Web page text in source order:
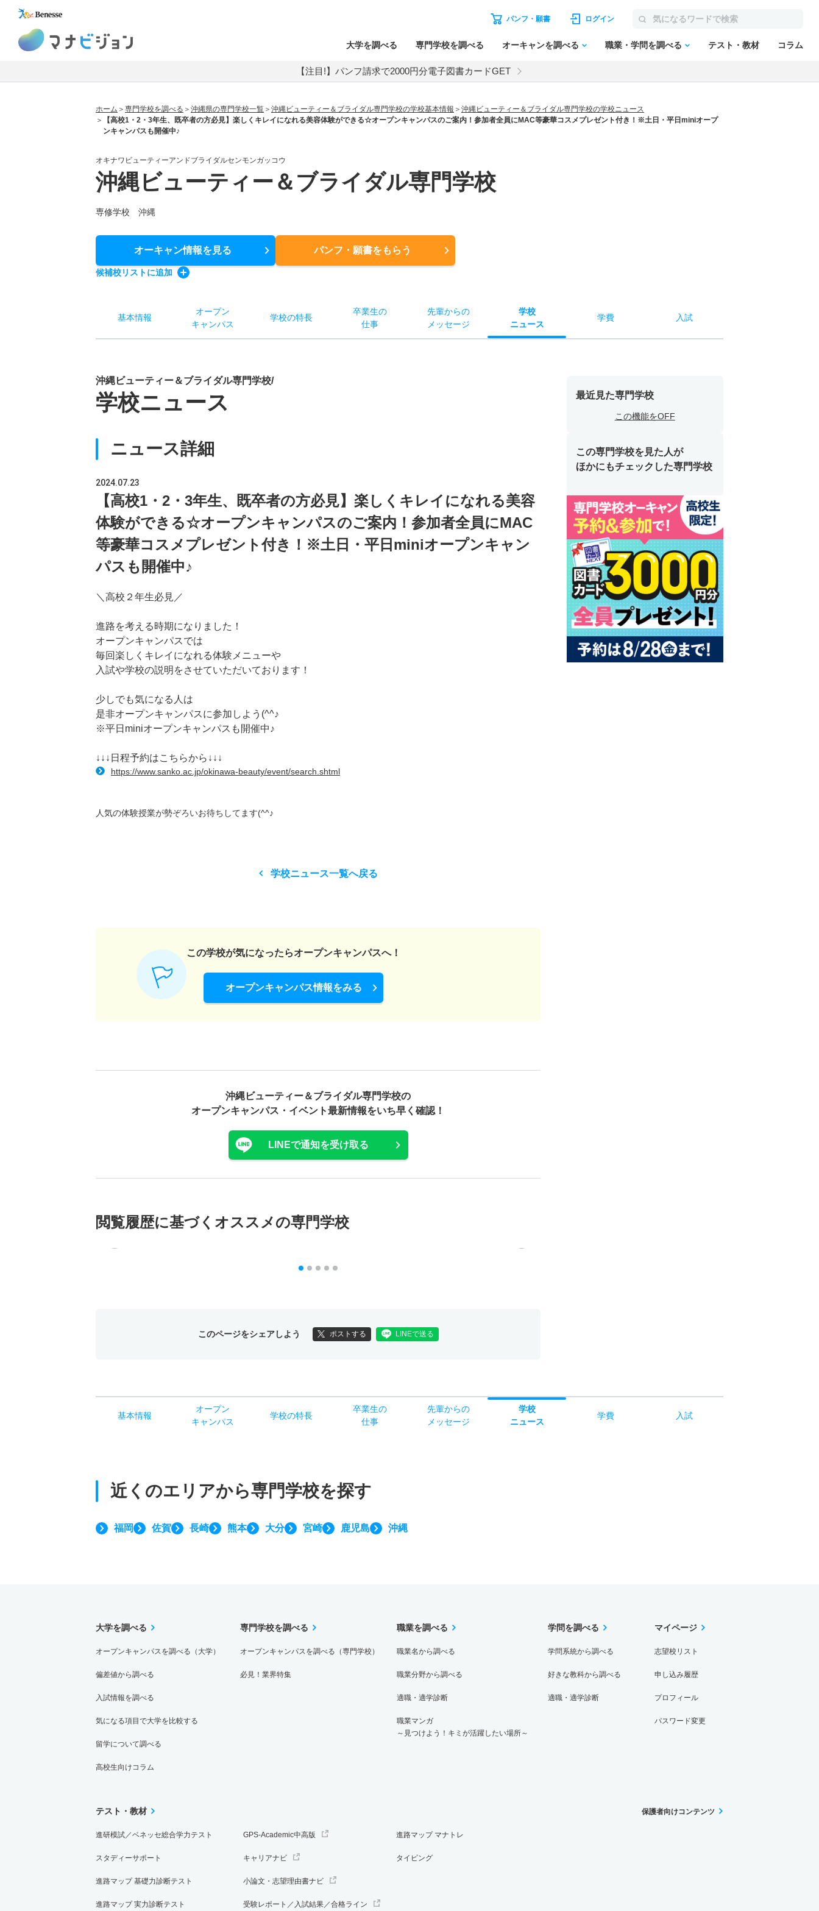
パンフ・願書 ログイン
大学を調べる 専門学校を調べる オーキャンを調べる 職業・学問を調べる テスト・教材 コラム
【注目!】パンフ請求で2000円分電子図書カードGET
ホーム 専門学校を調べる 沖縄県の専門学校一覧 沖縄ビューティー＆ブライダル専門学校の学校基本情報
沖縄ビューティー＆ブライダル専門学校の学校ニュース
【高校1・2・3年生、既卒者の方必見】楽しくキレイになれる美容体験ができる☆オープンキャンパスのご案内！参加者全員にMAC等豪華コスメプレゼント付き！※土日・平日miniオープ
ンキャンパスも開催中♪
オキナワビューティーアンドブライダルセンモンガッコウ
沖縄ビューティー＆ブライダル専門学校
専修学校 沖縄
オーキャン情報を見る パンフ・願書をもらう
候補校リストに追加
基本情報
オープン
キャンパス
学校の特長
卒業生の
仕事
先輩からの
メッセージ
学校
ニュース
学費 入試
沖縄ビューティー＆ブライダル専門学校/
学校ニュース
ニュース詳細
2024.07.23
【高校1・2・3年生、既卒者の方必見】楽しくキレイになれる美容
体験ができる☆オープンキャンパスのご案内！参加者全員にMAC
等豪華コスメプレゼント付き！※土日・平日miniオープンキャン
パスも開催中♪
＼高校２年生必見／
進路を考える時期になりました！
オープンキャンパスでは
毎回楽しくキレイになれる体験メニューや
入試や学校の説明をさせていただいております！
少しでも気になる人は
是非オープンキャンパスに参加しよう(^^♪
※平日miniオープンキャンパスも開催中♪
↓↓↓日程予約はこちらから↓↓↓
https://www.sanko.ac.jp/okinawa-beauty/event/search.shtml
人気の体験授業が勢ぞろいお待ちしてます(^^♪
学校ニュース一覧へ戻る
この学校が気になったらオープンキャンパスへ！
オープンキャンパス情報をみる
沖縄ビューティー＆ブライダル専門学校の
オープンキャンパス・ イベント最新情報をいち早く確認！
LINEで通知を受け取る
閲覧履歴に基づく オススメの専門学校
このページをシェアしよう ポストする LINEで送る
最近見た専門学校
この機能をOFF
この専門学校を見た人が
ほかにもチェックした専門学校
基本情報
オープン
キャンパス
学校の特長
卒業生の
仕事
先輩からの
メッセージ
学校
ニュース
学費 入試
近くのエリアから専門学校を探す
福岡 佐賀 長崎 熊本 大分 宮崎 鹿児島 沖縄
大学を調べる
オープンキャンパスを調べる（大学）
偏差値から調べる
入試情報を調べる
気になる項目で大学を比較する
留学について調べる
高校生向けコラム
専門学校を調べる
オープンキャンパスを調べる（専門学校）
必見！業界特集
職業を調べる
職業名から調べる
職業分野から調べる
適職・適学診断
職業マンガ
～見つけよう！キミが活躍したい場所～
学問を調べる
学問系統から調べる
好きな教科から調べる
適職・適学診断
マイページ
志望校リスト
申し込み履歴
プロフィール
パスワード変更
テスト・教材
進研模試／ベネッセ総合学力テスト
スタディーサポート
進路マップ 基礎力診断テスト
進路マップ 実力診断テスト
GPS-Academic中高版
キャリアナビ
小論文・志望理由書ナビ
受験レポート／入試結果／合格ライン
進路マップ マナトレ
タイピング
保護者向けコンテンツ